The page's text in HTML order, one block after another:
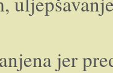
jer